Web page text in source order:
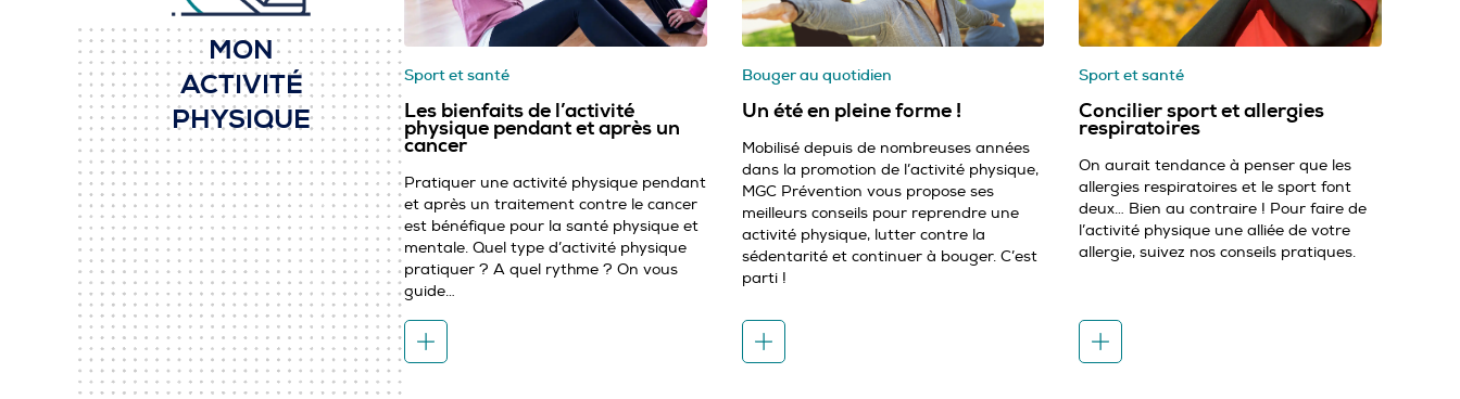
MON
ACTIVITÉ
PHYSIQUE
Sport et santé
Les bienfaits de l’activité
physique pendant et après un
cancer
Pratiquer une activité physique pendant
et après un traitement contre le cancer
est bénéfique pour la santé physique et
mentale. Quel type d’activité physique
pratiquer ? A quel rythme ? On vous
guide…
Bouger au quotidien
Un été en pleine forme !
Mobilisé depuis de nombreuses années
dans la promotion de l’activité physique,
MGC Prévention vous propose ses
meilleurs conseils pour reprendre une
activité physique, lutter contre la
sédentarité et continuer à bouger. C’est
parti !
Sport et santé
Concilier sport et allergies
respiratoires
On aurait tendance à penser que les
allergies respiratoires et le sport font
deux… Bien au contraire ! Pour faire de
l’activité physique une alliée de votre
allergie, suivez nos conseils pratiques.